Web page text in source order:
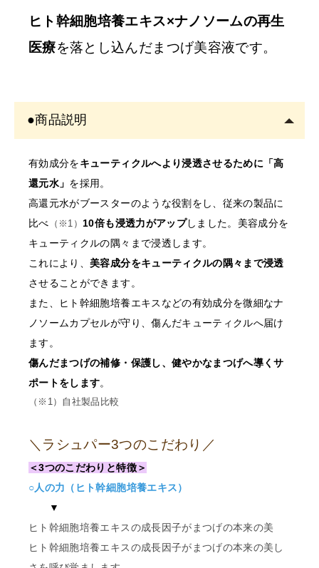
了承ください。
美容師免許の画像をメールにてご提出をお願いいたしま
す。
す。
確認できない場合はご注文をキャンセルいたしますの
で、あらかじめご了承くださ
〇開業予定の方＿証明書送り
先
order@odette.co.jp
ヒト幹細胞培養エキス×ナノソームの再生
医療を落とし込んだまつげ美容液です。
●商品説明
有効成分をキューティクルへより浸透させるために「高
還元水」 を採用。
高還元水がブースターのような役割をし、従来の製品に
比べ （※1） 10倍も浸透力がアップしました。美容成分を
キューティクルの隅々まで浸透します。
これにより、美容成分をキューティクルの隅々まで浸透
させることができます。
また、ヒト幹細胞培養エキスなどの有効成分を微細なナ
ノソームカプセルが守り、傷んだキューティクルへ届け
ます。
傷んだまつげの補修・保護し、健やかなまつげへ導くサ
ポートをします。
（※1）自社製品比較
＼ラシュパー3つのこだわり／
＜3つのこだわりと特徴＞
○人の力（ヒト幹細胞培養エキス）
▼
ヒト幹細胞培養エキスの成長因子がまつげの本来の美
ヒト幹細胞培養エキスの成長因子がまつげの本来の美し